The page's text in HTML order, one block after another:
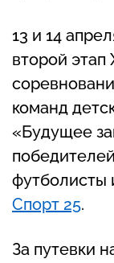
13 и 14
второй этап
команд
«Будущее
футболисты
Спорт 25.
За путевки